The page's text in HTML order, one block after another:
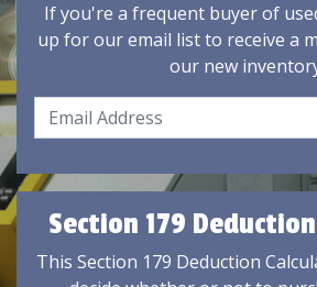
If you're a frequent buyer of
up for our email list to receive a
our new
Section 179
This Section 179 Deduction